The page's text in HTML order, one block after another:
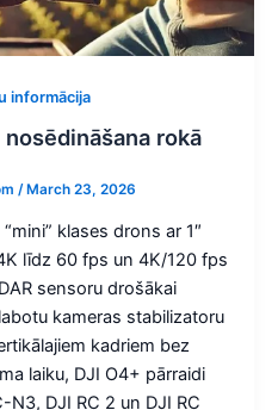
informācija
rokā
/ March 23, 2026
klases drons ar 1″
līdz 60 fps un 4K/120 fps
sensoru drošākai
kameras stabilizatoru
kadriem bez
laiku, DJI O4+ pārraidi
N3, DJI RC 2 un DJI RC